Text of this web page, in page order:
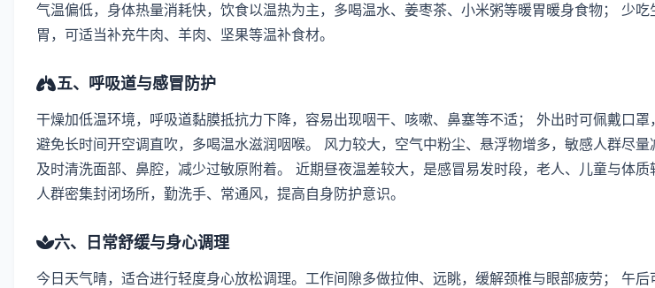
气温偏低，身体热量消耗快，饮食以温热为主，多喝温水、姜枣茶、小米粥等暖胃暖身食物； 少
胃，可适当补充牛肉、羊肉、坚果等温补食材。
五、呼吸道与感冒防护
干燥加低温环境，呼吸道黏膜抵抗力下降，容易出现咽干、咳嗽、鼻塞等不适； 外出时可佩戴口
避免长时间开空调直吹，多喝温水滋润咽喉。 风力较大，空气中粉尘、悬浮物增多，敏感人群尽
及时清洗面部、鼻腔，减少过敏原附着。 近期昼夜温差较大，是感冒易发时段，老人、儿童与体
人群密集封闭场所，勤洗手、常通风，提高自身防护意识。
六、日常舒缓与身心调理
今日天气晴，适合进行轻度身心放松调理。工作间隙多做拉伸、远眺，缓解颈椎与眼部疲劳； 午